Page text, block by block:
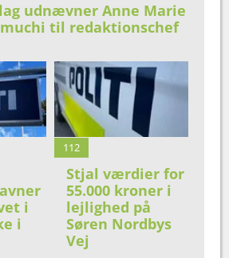
udnævner Anne Marie
til redaktionschef
i
i
112
Stjal værdier for
55.000 kroner i
lejlighed på
Søren Nordbys
Vej